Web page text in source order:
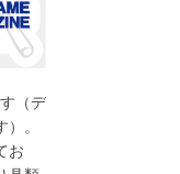
（デ
。
お